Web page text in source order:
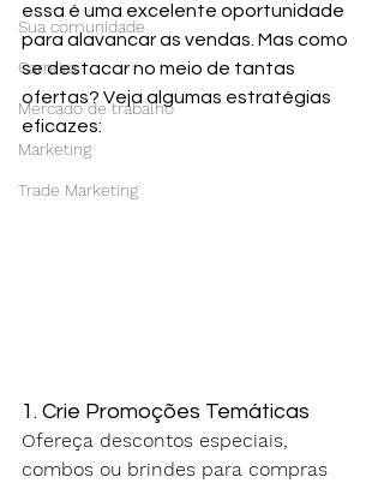
Sua comunidade
Carreira
Mercado de trabalho
Marketing
Trade Marketing
essa é uma excelente oportunidade
para alavancar as vendas. Mas como
se destacar no meio de tantas
ofertas? Veja algumas estratégias
eficazes:
1. Crie Promoções Temáticas
Ofereça descontos especiais,
combos ou brindes para compras